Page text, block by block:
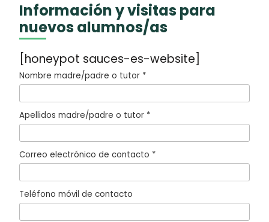
Información y visitas para
nuevos alumnos/as
[honeypot sauces-es-website]
Nombre madre/padre o tutor *
Apellidos madre/padre o tutor *
Correo electrónico de contacto *
Teléfono móvil de contacto